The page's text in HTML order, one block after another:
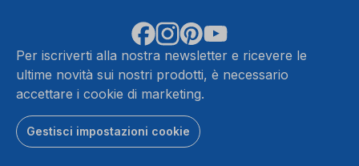
Per iscriverti alla nostra newsletter e ricevere le
ultime novità sui nostri prodotti, è necessario
accettare i cookie di marketing.
Gestisci impostazioni cookie